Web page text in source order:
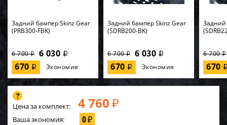
Задний бампер Skinz Gear
(PRB300-FBK)
6 700i 6 030 i
670 i Экономия
Задний бампер Skinz Gear
(SDRB200-BK)
6 700i 6 030 i
670 i Экономия
Задний
6 700i
670
Цена за комплект: 4 760 ₽
Ваша экономия: 0₽